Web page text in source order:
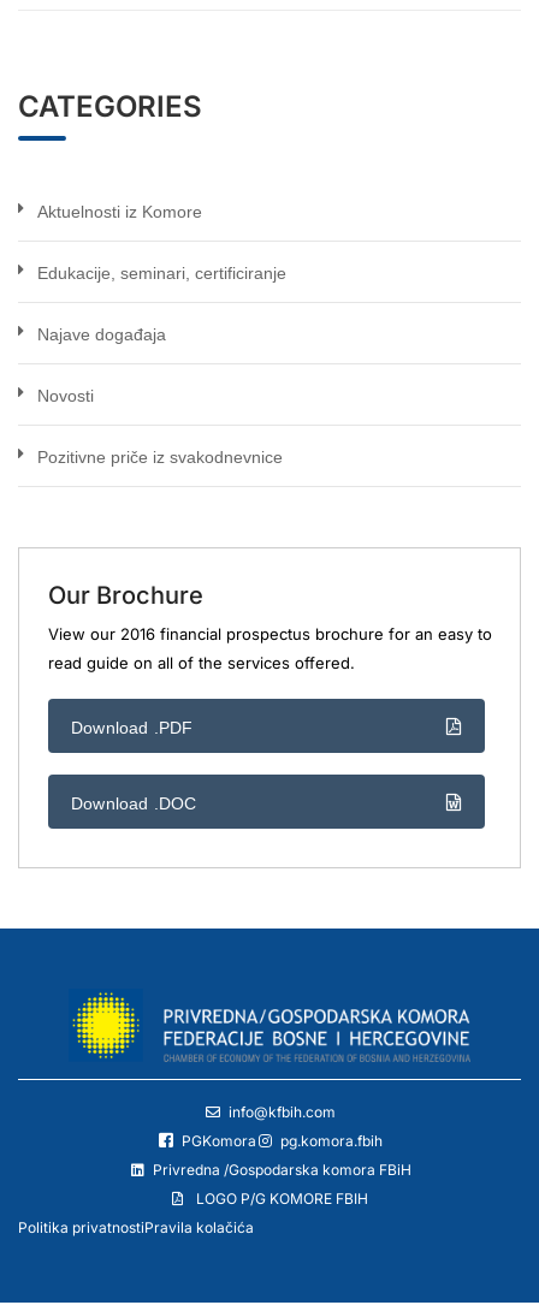
CATEGORIES
Aktuelnosti iz Komore
Edukacije, seminari, certificiranje
Najave događaja
Novosti
Pozitivne priče iz svakodnevnice
Our Brochure
View our 2016 financial prospectus brochure for an easy to
read guide on all of the services offered.
Download .PDF
Download .DOC
info@kfbih.com
PGKomora
pg.komora.fbih
Privredna /Gospodarska komora FBiH
LOGO P/G KOMORE FBIH
Politika privatnostiPravila kolačića